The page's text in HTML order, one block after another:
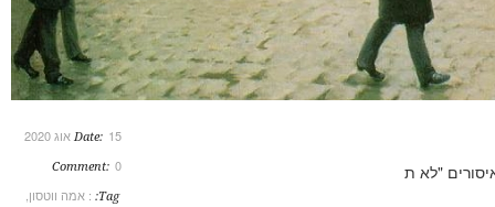
Date:
Comment:
: אמה ווטסון,
"לא ת